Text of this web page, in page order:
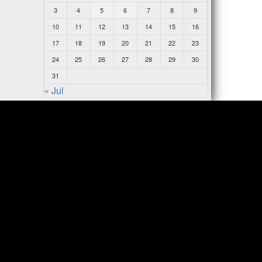
3
4 5 6 7 8
9
10
11 12 13 14 15
16
17
18 19 20 21 22
23
24
25 26 27 28 29
30
31
« Jul